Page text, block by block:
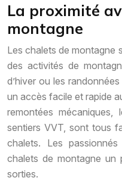
La proximité
montagne
Les chalets de montagne
des activités de
d’hiver ou les
un accès facile et rapide
remontées mécaniques,
sentiers VVT, sont tous
chalets. Les
chalets de montagne un
sorties.